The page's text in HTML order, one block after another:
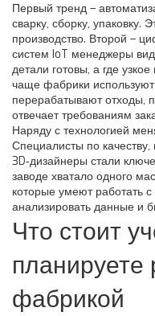
Первый тренд –
сварку, сборку, упаковку.
производство. Второй –
систем IoT менеджеры
детали готовы, а где
чаще фабрики
перерабатывают отходы,
отвечает требованиям
Наряду с технологией
Специалисты по
3D‑дизайнеры стали
заводе хватало одного
которые умеют работать
анализировать данные и
Что стоит
планируете
фабрикой